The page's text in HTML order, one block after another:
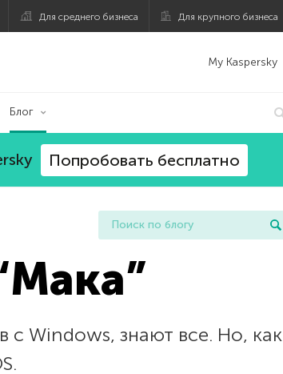
Для среднего бизнеса Для крупного бизнеса
My Kaspersky
Блог
Попробовать бесплатно
Windows, знают все. Но, как